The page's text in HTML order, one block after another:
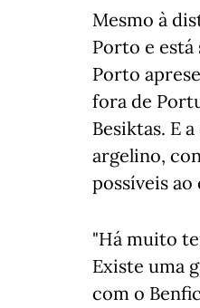
Mesmo à
Porto e
Porto
fora de
Besiktas. E
argelino,
possíveis
"Há muito
Existe uma
com o